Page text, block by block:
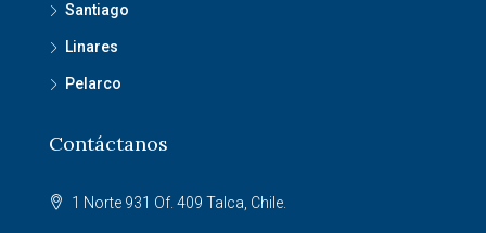
Santiago
Linares
Pelarco
Contáctanos
1 Norte 931 Of. 409 Talca, Chile.